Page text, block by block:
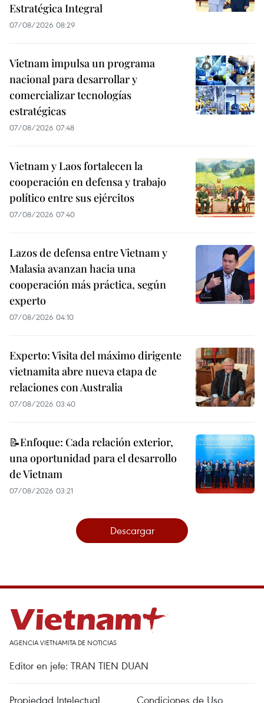
Estratégica Integral
07/08/2026 08:29
Vietnam impulsa un programa
nacional para desarrollar y
comercializar tecnologías
estratégicas
07/08/2026 07:48
Vietnam y Laos fortalecen la
cooperación en defensa y trabajo
político entre sus ejércitos
07/08/2026 07:40
Lazos de defensa entre Vietnam y
Malasia avanzan hacia una
cooperación más práctica, según
experto
07/08/2026 04:10
Experto: Visita del máximo dirigente
vietnamita abre nueva etapa de
relaciones con Australia
07/08/2026 03:40
📝Enfoque: Cada relación exterior,
una oportunidad para el desarrollo
de Vietnam
07/08/2026 03:21
Descargar
AGENCIA VIETNAMITA DE NOTICIAS
Editor en jefe: TRAN TIEN DUAN
Propiedad Intelectual Condiciones de Uso